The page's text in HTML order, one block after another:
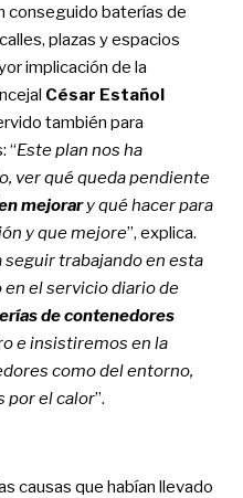
conseguido baterías de
plazas y espacios
implicación de la
César Estañol
también para
“Este plan nos ha
ver qué queda pendiente
mejorary qué hacer para
y que mejore”, explica.
seguir trabajando en esta
el servicio diario de
de contenedores
e insistiremos en la
como del entorno,
por el calor”.
causas que habían llevado